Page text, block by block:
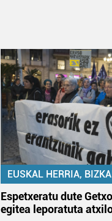
EUSKAL HERRIA,
Espetxeratu dute
egitea leporatuta